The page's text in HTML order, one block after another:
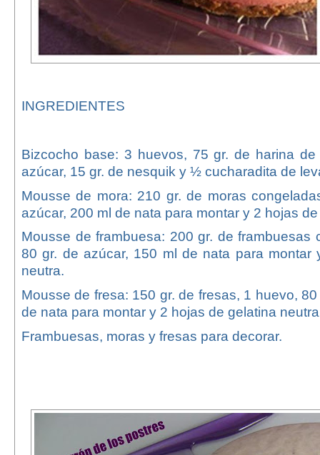
INGREDIENTES
Bizcocho base: 3 huevos, 75 gr. de harina
azúcar, 15 gr. de nesquik y ½ cucharadita de
Mousse de mora: 210 gr. de moras
azúcar, 200 ml de nata para montar y 2 hojas
Mousse de frambuesa: 200 gr. de frambuesas
80 gr. de azúcar, 150 ml de nata para montar
neutra.
Mousse de fresa: 150 gr. de fresas, 1 huevo,
de nata para montar y 2 hojas de gelatina
Frambuesas, moras y fresas para decorar.